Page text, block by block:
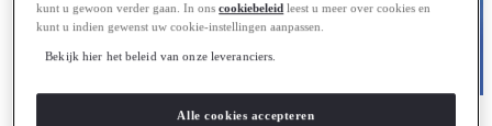
Hybride & Elektrisch
kunt u gewoon verder gaan. In onscookiebeleid leest u meer over cookies en
kunt u indien gewenst uw cookie-instellingen aanpassen.
Bekijk hier het beleid van onze leveranciers.
Alle cookies accepteren